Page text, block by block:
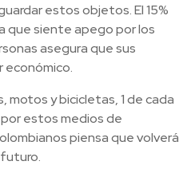
estos objetos. El 15%
que siente apego por los
asegura que sus
económico.
motos y bicicletas, 1 de cada
estos medios de
piensa que volverá